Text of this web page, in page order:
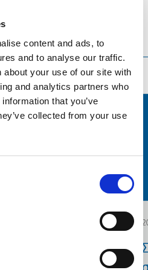
content and ads, to
and to analyse our traffic.
about your use of our site with
and analytics partners who
that you’ve
collected from your use
Sort
by
Σειρά